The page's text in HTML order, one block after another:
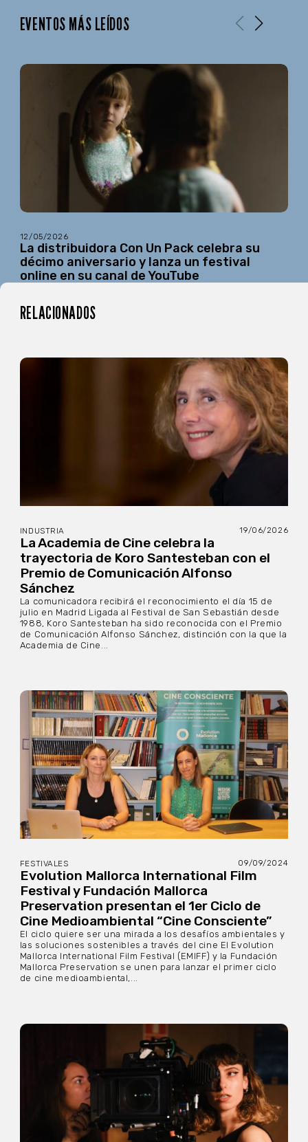
EVENTOS MÁS LEÍDOS
12/05/2026
La distribuidora Con Un Pack celebra su
décimo aniversario y lanza un festival
online en su canal de YouTube
RELACIONADOS
INDUSTRIA 19/06/2026
La Academia de Cine celebra la
trayectoria de Koro Santesteban con el
Premio de Comunicación Alfonso
Sánchez
La comunicadora recibirá el reconocimiento el día 15 de
julio en Madrid Ligada al Festival de San Sebastián desde
1988, Koro Santesteban ha sido reconocida con el Premio
de Comunicación Alfonso Sánchez, distinción con la que la
Academia de Cine...
FESTIVALES 09/09/2024
Evolution Mallorca International Film
Festival y Fundación Mallorca
Preservation presentan el 1er Ciclo de
Cine Medioambiental “Cine Consciente”
El ciclo quiere ser una mirada a los desafíos ambientales y
las soluciones sostenibles a través del cine El Evolution
Mallorca International Film Festival (EMIFF) y la Fundación
Mallorca Preservation se unen para lanzar el primer ciclo
de cine medioambiental,...